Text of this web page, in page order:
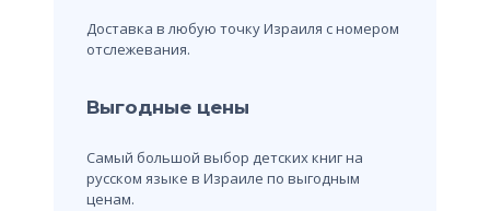
Доставка в любую точку Израиля с номером
отслежевания.
Выгодные цены
Самый большой выбор детских книг на
русском языке в Израиле по выгодным
ценам.